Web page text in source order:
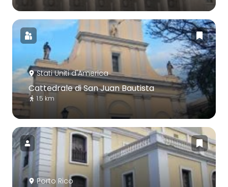
Stati Uniti d'America
Cattedrale di San Juan Bautista
1.5 km
Porto Rico